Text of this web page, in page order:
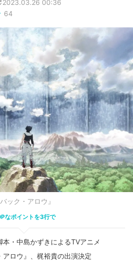
2023.03.26 00:36
64
バック・アロウ』
なポイントを3行で
本・中島かずきによるTVアニメ
アロウ』、梶裕貴の出演決定